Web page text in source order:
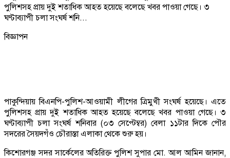
পুলিশসহ প্রায় দুই শতাধিক আহত হয়েছে বলেছে খবর পাওয়া গেছে। ৩
ঘণ্টাব্যাপী চলা সংঘর্ষ শনি...
বিজ্ঞাপন
পাকুন্দিয়ায় বিএনপি-পুলিশ-আওয়ামী লীগের ত্রিমুখী সংঘর্ষ হয়েছে। এতে
পুলিশসহ প্রায় দুই শতাধিক আহত হয়েছে বলেছে খবর পাওয়া গেছে। ৩
ঘণ্টাব্যাপী চলা সংঘর্ষ শনিবার (০৩ সেপ্টেম্বর) বেলা ১১টার দিকে পৌর
সদরের সৈয়দগঁও চৌরাস্তা এলাকা থেকে শুরু হয়।
কিশোরগঞ্জ সদর সার্কেলের অতিরিক্ত পুলিশ সুপার মো. আল আমিন জানান,